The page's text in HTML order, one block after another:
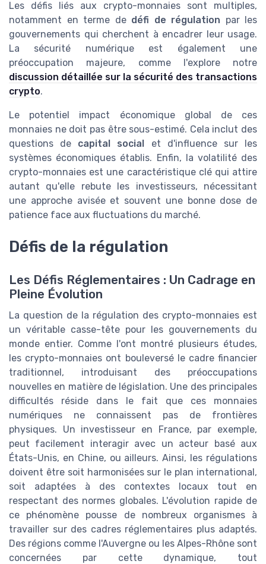
Les défis liés aux crypto-monnaies sont multiples,
notamment en terme de défi de régulation par les
gouvernements qui cherchent à encadrer leur usage.
La sécurité numérique est également une
préoccupation majeure, comme l'explore notre
discussion détaillée sur la sécurité des transactions
crypto.
Le potentiel impact économique global de ces
monnaies ne doit pas être sous-estimé. Cela inclut des
questions de capital social et d'influence sur les
systèmes économiques établis. Enfin, la volatilité des
crypto-monnaies est une caractéristique clé qui attire
autant qu'elle rebute les investisseurs, nécessitant
une approche avisée et souvent une bonne dose de
patience face aux fluctuations du marché.
Défis de la régulation
Les Défis Réglementaires : Un Cadrage en
Pleine Évolution
La question de la régulation des crypto-monnaies est
un véritable casse-tête pour les gouvernements du
monde entier. Comme l'ont montré plusieurs études,
les crypto-monnaies ont bouleversé le cadre financier
traditionnel, introduisant des préoccupations
nouvelles en matière de législation. Une des principales
difficultés réside dans le fait que ces monnaies
numériques ne connaissent pas de frontières
physiques. Un investisseur en France, par exemple,
peut facilement interagir avec un acteur basé aux
États-Unis, en Chine, ou ailleurs. Ainsi, les régulations
doivent être soit harmonisées sur le plan international,
soit adaptées à des contextes locaux tout en
respectant des normes globales. L'évolution rapide de
ce phénomène pousse de nombreux organismes à
travailler sur des cadres réglementaires plus adaptés.
Des régions comme l'Auvergne ou les Alpes-Rhône sont
concernées par cette dynamique, tout